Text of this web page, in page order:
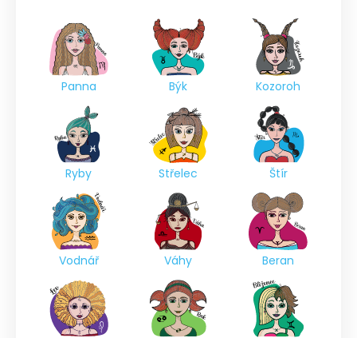
Panna Býk Kozoroh
Ryby Střelec Štír
Vodnář Váhy Beran